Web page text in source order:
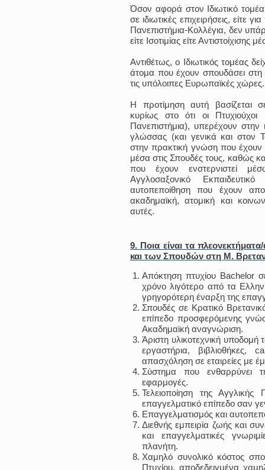
Όσον αφορά στον Ιδιωτικό
σε ιδιωτικές επιχειρήσεις, είτε
Πανεπιστήμια-Κολλέγια, δεν
είτε Ισοτιμίας είτε
Αντιθέτως, ο Ιδιωτικός τομέας
άτομα που έχουν σπουδάσει
τις υπόλοιπες Ευρωπαϊκές χώρες.
Η προτίμηση αυτή βασίζεται
κυρίως στο ότι οι
Πανεπιστήμια), υπερέχουν στην
γλώσσας (και γενικά και στον
στην πρακτική γνώση που έχουν
μέσα στις Σπουδές τους, καθώς
που έχουν ενστερνιστεί
Αγγλοσαξονικό
αυτοπεποίθηση που έχουν
ακαδημαϊκή, ατομική και
αυτές.
9. Ποια είναι τα
και των Σπουδών στη Μ.
Απόκτηση πτυχίου Bachelor
χρόνο λιγότερο από τα
γρηγορότερη έναρξη της
Σπουδές σε Κρατικό
επίπεδο προσφερόμενης
Ακαδημαϊκή αναγνώριση.
Άριστη υλικοτεχνική
εργαστήρια, βιβλιοθήκες,
απασχόληση σε εταιρείες με
Σύστημα που ενθαρρύνει
εφαρμογές.
Τελειοποίηση της
επαγγελματικό επίπεδο σαν
Επαγγελματισμός και
Διεθνής εμπειρία ζωής και
και επαγγελματικές
πλανήτη.
Χαμηλό συνολικό κόστος
Πτυχίου, αποδεδειγμένα